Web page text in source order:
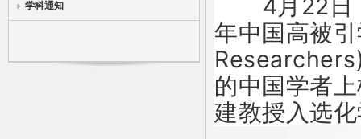
学科通知
4月22日
年中国高被
的中国学者
建教授入选